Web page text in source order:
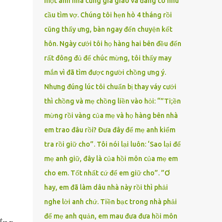
cầu tìm vợ. Chúng tôi hẹn hò 4 tháng rồi
cũng thấy ưng, bàn ngay đến chuyện kết
hôn. Ngày cưới tôi họ hàng hai bên đều đến
rất đông đủ để chúc mừng, tôi thấy may
mắn vì đã tìm được người chồng ưng ý.
Nhưng đúng lúc tôi chuẩn bị thay váy cưới
thì chồng và mẹ chồng liền vào hỏi: “”Ti;ền
mừng rồi vàng của mẹ và họ hàng bên nhà
em trao đâu rồi? Đưa đây để mẹ anh kiểm
tra rồi giữ cho”. Tôi nói lại luôn: ‘Sao lại để
mẹ anh giữ, đây là của hồi môn của mẹ em
cho em. Tốt nhất cứ để em giữ cho”. ”Ơ
hay, em đã làm dâu nhà này rồi thì phải
nghe lời anh chứ. Tiền bạc trong nhà phải
để mẹ anh quản, em mau đưa đưa hồi môn